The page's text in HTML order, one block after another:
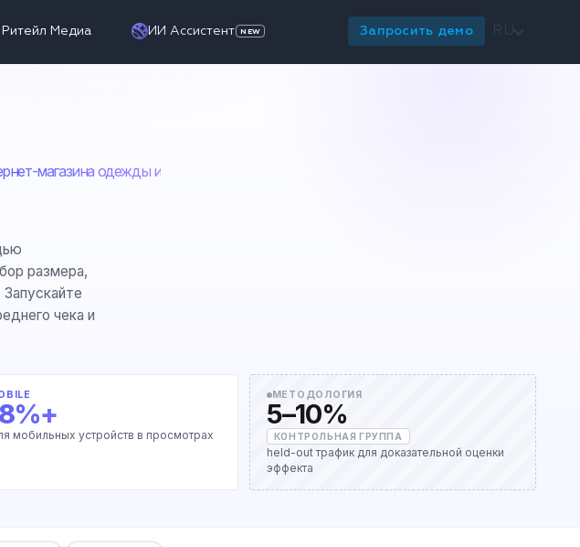
Ритейл Медиа ИИ Ассистент NEW Запросить демо
магазина одежды и
размера,
чека и
мобильных устройств в просмотрах
МЕТОДОЛОГИЯ
5–10%
КОНТРОЛЬНАЯ ГРУППА
held-out трафик для доказательной оценки
эффекта